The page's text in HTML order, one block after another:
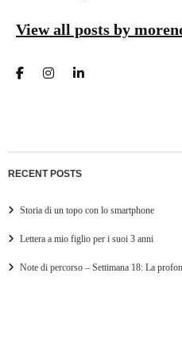
View all posts by
RECENT POSTS
Storia di un topo con lo smartphone
Lettera a mio figlio per i suoi 3 anni
Note di percorso – Settimana 18: La